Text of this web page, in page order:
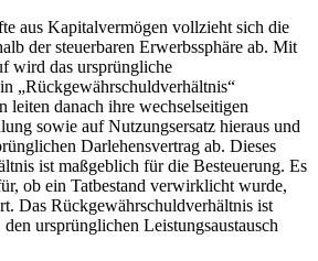
aus Kapitalvermögen vollzieht sich die
der steuerbaren Erwerbssphäre ab. Mit
wird das ursprüngliche
„Rückgewährschuldverhältnis“
leiten danach ihre wechselseitigen
sowie auf Nutzungsersatz hieraus und
Darlehensvertrag ab. Dieses
ist maßgeblich für die Besteuerung. Es
ob ein Tatbestand verwirklicht wurde,
Das Rückgewährschuldverhältnis ist
den ursprünglichen Leistungsaustausch